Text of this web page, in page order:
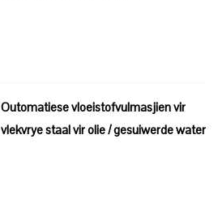
Outomatiese vloeistofvulmasjien vir
vlekvrye staal vir olie / gesuiwerde water